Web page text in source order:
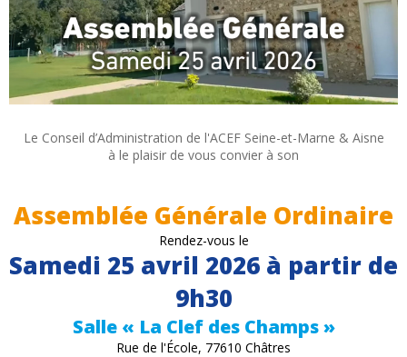
Le Conseil d’Administration de l'ACEF Seine-et-Marne & Aisne
à le plaisir de vous convier à son
Assemblée Générale Ordinaire
Rendez-vous le
Samedi 25 avril 2026 à partir de
9h30
Salle « La Clef des Champs »
Rue de l'École, 77610 Châtres